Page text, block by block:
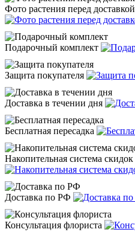
Фото растения перед доставкой
Подарочный комплект
Защита покупателя
Доставка в течении дня
Бесплатная пересадка
Накопительная система скидок
Доставка по РФ
Консультация флориста